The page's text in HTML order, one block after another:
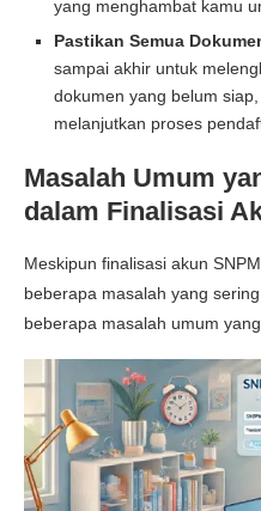
yang menghambat kamu
Pastikan Semua
sampai akhir untuk
dokumen yang belum
melanjutkan proses
Masalah Umum
dalam Finalisasi
Meskipun finalisasi akun
beberapa masalah yang
beberapa masalah umum